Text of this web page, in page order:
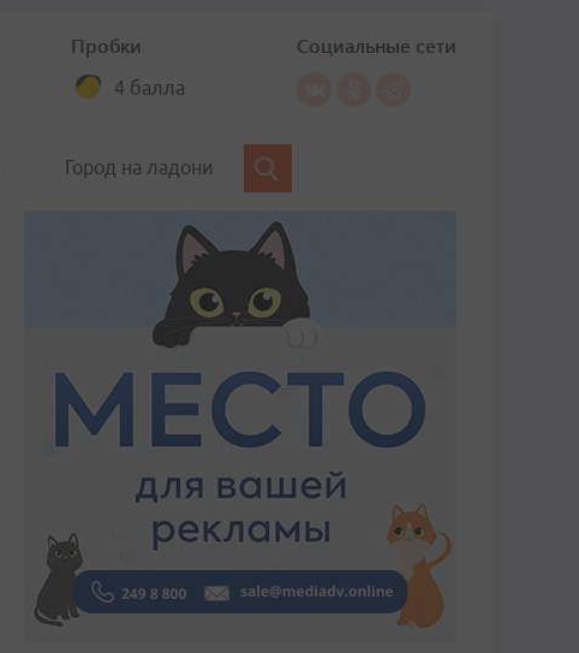
Пробки
4 балла
Социальные сети
Город на ладони